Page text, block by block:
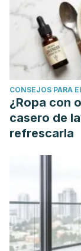
(1), 69-79.
Morales
Ahmad
POSITIVAS:
Investigación
Consulta 14
Disponible
CONSEJOS PARA
¿Ropa con
casero de
refrescarla